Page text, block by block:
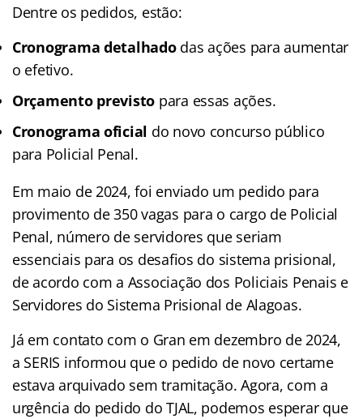
Dentre os pedidos, estão:
Cronograma detalhadodas ações para aumentar
o efetivo.
Orçamento previsto para essas ações.
Cronograma oficial do novo concurso público
para Policial Penal.
Em maio de 2024, foi enviado um pedido para
provimento de 350 vagas para o cargo de Policial
Penal, número de servidores que seriam
essenciais para os desafios do sistema prisional,
de acordo com a Associação dos Policiais Penais e
Servidores do Sistema Prisional de Alagoas.
Já em contato com o Gran em dezembro de 2024,
a SERIS informou que o pedido de novo certame
estava arquivado sem tramitação. Agora, com a
urgência do pedido do TJAL, podemos esperar que